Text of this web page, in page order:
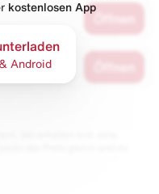
kostenlosen App
Android